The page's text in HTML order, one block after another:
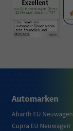
Automarken
Abarth EU Neuwagen
Cupra EU Neuwagen